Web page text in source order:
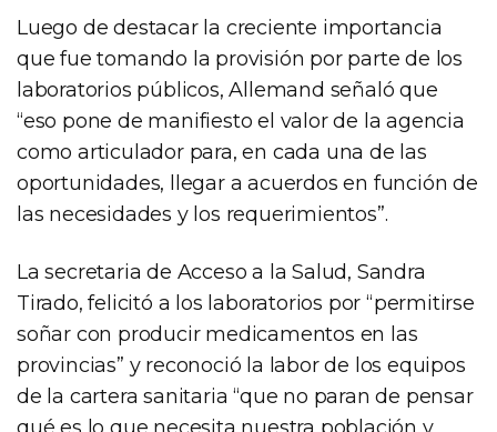
Luego de destacar la creciente importancia
que fue tomando la provisión por parte de los
laboratorios públicos, Allemand señaló que
“eso pone de manifiesto el valor de la agencia
como articulador para, en cada una de las
oportunidades, llegar a acuerdos en función de
las necesidades y los requerimientos”.
La secretaria de Acceso a la Salud, Sandra
Tirado, felicitó a los laboratorios por “permitirse
soñar con producir medicamentos en las
provincias” y reconoció la labor de los equipos
de la cartera sanitaria “que no paran de pensar